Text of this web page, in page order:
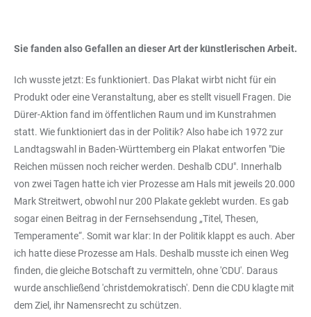
Sie fanden also Gefallen an dieser Art der künstlerischen Arbeit.
Ich wusste jetzt: Es funktioniert. Das Plakat wirbt nicht für ein
Produkt oder eine Veranstaltung, aber es stellt visuell Fragen. Die
Dürer-Aktion fand im öffentlichen Raum und im Kunstrahmen
statt. Wie funktioniert das in der Politik? Also habe ich 1972 zur
Landtagswahl in Baden-Württemberg ein Plakat entworfen "Die
Reichen müssen noch reicher werden. Deshalb CDU". Innerhalb
von zwei Tagen hatte ich vier Prozesse am Hals mit jeweils 20.000
Mark Streitwert, obwohl nur 200 Plakate geklebt wurden. Es gab
sogar einen Beitrag in der Fernsehsendung „Titel, Thesen,
Temperamente“. Somit war klar: In der Politik klappt es auch. Aber
ich hatte diese Prozesse am Hals. Deshalb musste ich einen Weg
finden, die gleiche Botschaft zu vermitteln, ohne 'CDU'. Daraus
wurde anschließend 'christdemokratisch'. Denn die CDU klagte mit
dem Ziel, ihr Namensrecht zu schützen.